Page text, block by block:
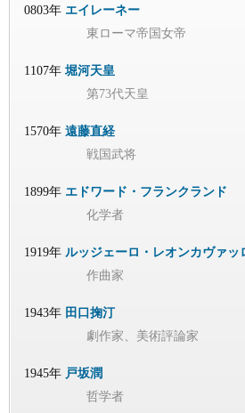
0803年 エイレーネー
東ローマ帝国女帝
1107年 堀河天皇
第73代天皇
1570年 遠藤直経
戦国武将
1899年 エドワード・フランクランド
化学者
1919年 ルッジェーロ・レオンカヴァッ
作曲家
1943年 田口掬汀
劇作家、美術評論家
1945年 戸坂潤
哲学者